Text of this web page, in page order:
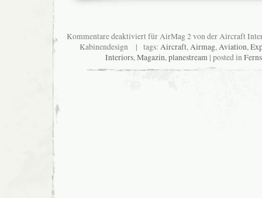
Kommentare deaktiviertfür AirMag 2 von der Aircraft
Kabinendesign| tags: Aircraft,Airmag,Aviation,
Interiors,Magazin,planestream | posted in